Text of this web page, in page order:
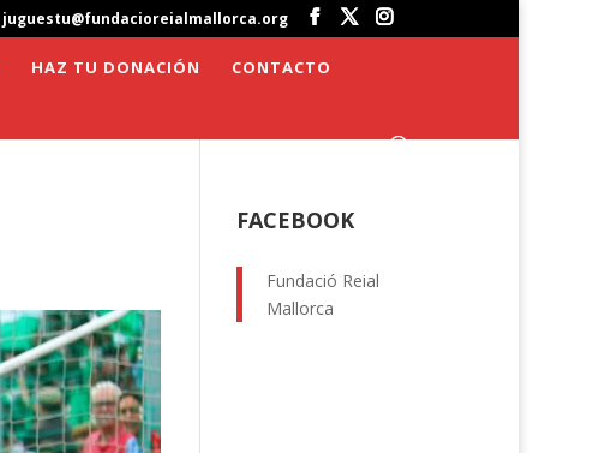
juguestu@fundacioreialmallorca.org
HAZ TU DONACIÓN
CONTACTO
FACEBOOK
Fundació Reial
Mallorca